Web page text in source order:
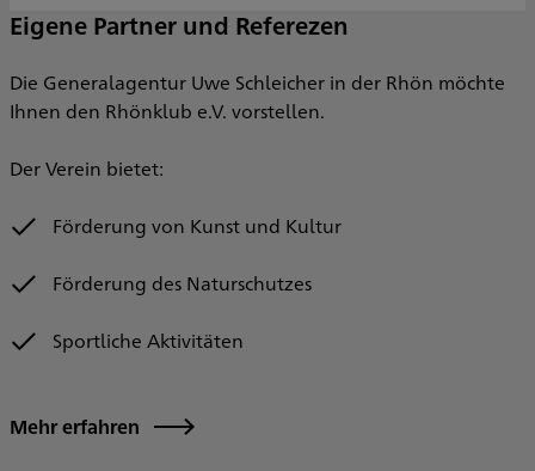
Eigene Partner und Referezen
Die Generalagentur Uwe Schleicher in der Rhön möchte
Ihnen den Rhönklub e.V. vorstellen.
Der Verein bietet:
Förderung von Kunst und Kultur
Förderung des Naturschutzes
Sportliche Aktivitäten
Mehr erfahren